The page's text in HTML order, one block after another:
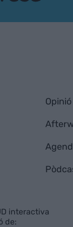
Opinió
interactiva
de: